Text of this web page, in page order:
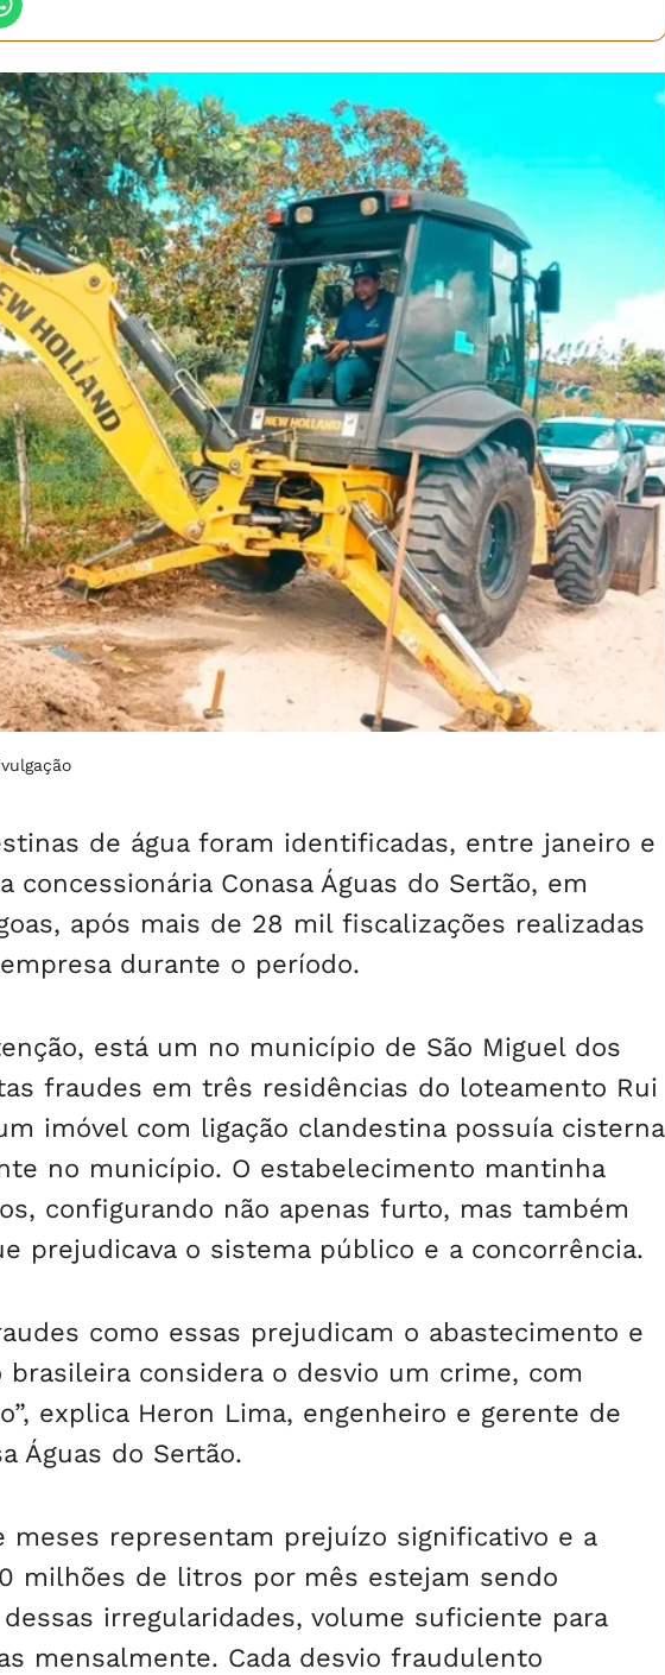
de água foram identificadas, entre janeiro e
Conasa Águas do Sertão, em
após mais de 28 mil fiscalizações realizadas
durante o período.
está um no município de São Miguel dos
fraudes em três residências do loteamento Rui
imóvel com ligação clandestina possuía cisterna
no município. O estabelecimento mantinha
configurando não apenas furto, mas também
prejudicava o sistema público e a concorrência.
como essas prejudicam o abastecimento e
brasileira considera o desvio um crime, com
explica Heron Lima, engenheiro e gerente de
Águas do Sertão.
representam prejuízo significativo e a
milhões de litros por mês estejam sendo
irregularidades, volume suficiente para
mensalmente. Cada desvio fraudulento